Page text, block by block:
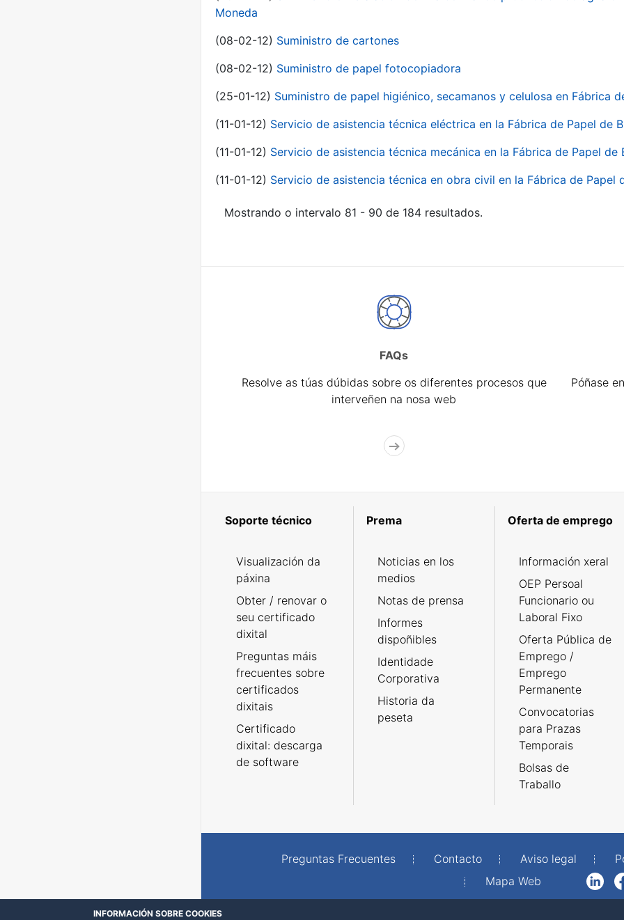
Moneda
(08-02-12) Suministro de cartones
(08-02-12) Suministro de papel fotocopiadora
(25-01-12) Suministro de papel higiénico, secamanos y celulosa en Fábrica
(11-01-12) Servicio de asistencia técnica eléctrica en la Fábrica de Papel de
(11-01-12) Servicio de asistencia técnica mecánica en la Fábrica de Papel de
(11-01-12) Servicio de asistencia técnica en obra civil en la Fábrica de Papel
Mostrando o intervalo 81 - 90 de 184 resultados.
FAQs
Resolve as túas dúbidas sobre os diferentes procesos que
interveñen na nosa web
Póñase
Soporte técnico
Visualización da
páxina
Obter / renovar o
seu certificado
dixital
Preguntas máis
frecuentes sobre
certificados
dixitais
Certificado
dixital: descarga
de software
Prema
Noticias en los
medios
Notas de prensa
Informes
dispoñibles
Identidade
Corporativa
Historia da
peseta
Oferta de emprego
Información xeral
OEP Persoal
Funcionario ou
Laboral Fixo
Oferta Pública de
Emprego /
Emprego
Permanente
Convocatorias
para Prazas
Temporais
Bolsas de
Traballo
Preguntas Frecuentes Contacto Aviso legal
Mapa Web
LinkedInFacebook
INFORMACIÓN SOBRE COOKIES